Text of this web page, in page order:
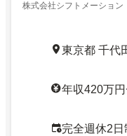
株式会社シフトメーション
東京都 千代
年収420万
完全週休2日